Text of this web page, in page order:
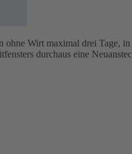
Wirt maximal drei Tage,
durchaus eine